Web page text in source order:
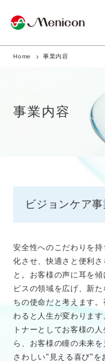
企業情報
商品サイト
ニュース
医療従事者向け情報
Home 事業内容
事業内容
ビジョンケア事
安全性へのこだわりを
化させ、快適さと便利
と。お客様の声に耳を
ビスの領域を広げ、新
ちの使命だと考えます
わると人生が変わりま
トナーとしてお客様の
ら、お客様の瞳の未来
さわしい"見える喜び"を